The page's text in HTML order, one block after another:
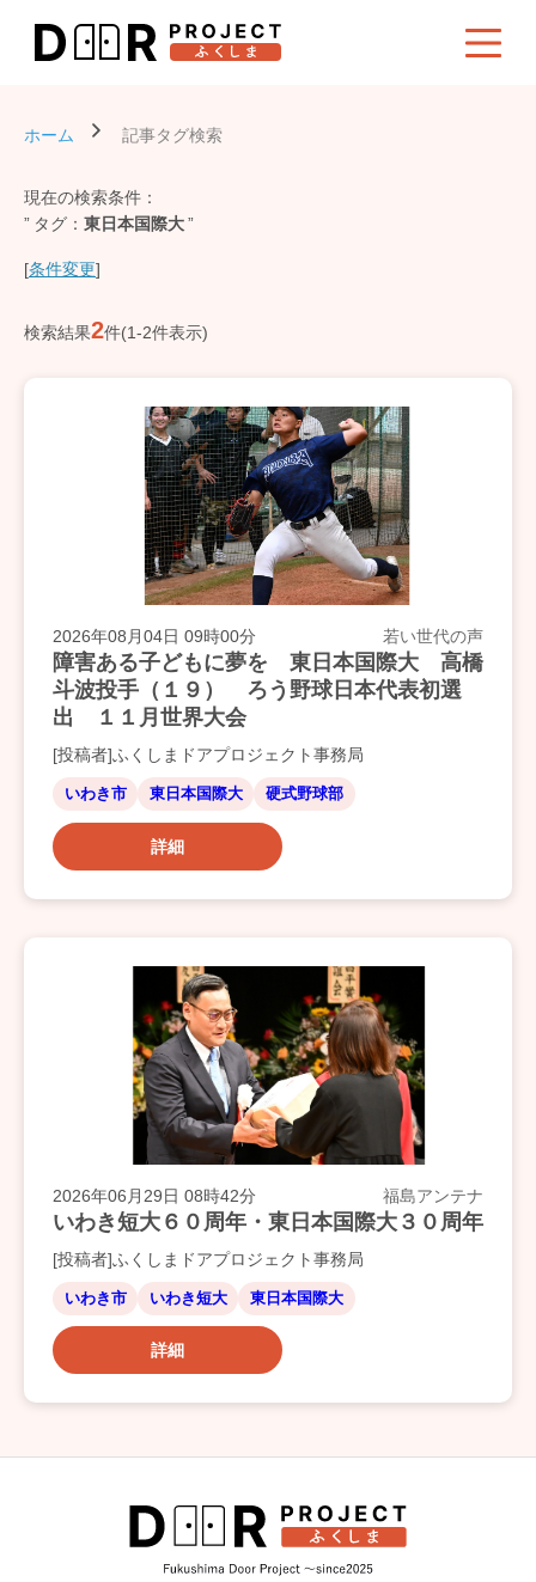
ホーム 記事タグ検索
現在の検索条件：
タグ
東日本国際大
[条件変更]
検索結果2件(1-2件表示)
2026年08月04日 09時00分 若い世代の声
障害ある子どもに夢を 東日本国際大 高橋
斗波投手（１９） ろう野球日本代表初選
出 １１月世界大会
[投稿者]ふくしまドアプロジェクト事務局
いわき市 東日本国際大 硬式野球部
詳細
2026年06月29日 08時42分 福島アンテナ
いわき短大６０周年・東日本国際大３０周年
[投稿者]ふくしまドアプロジェクト事務局
いわき市 いわき短大 東日本国際大
詳細